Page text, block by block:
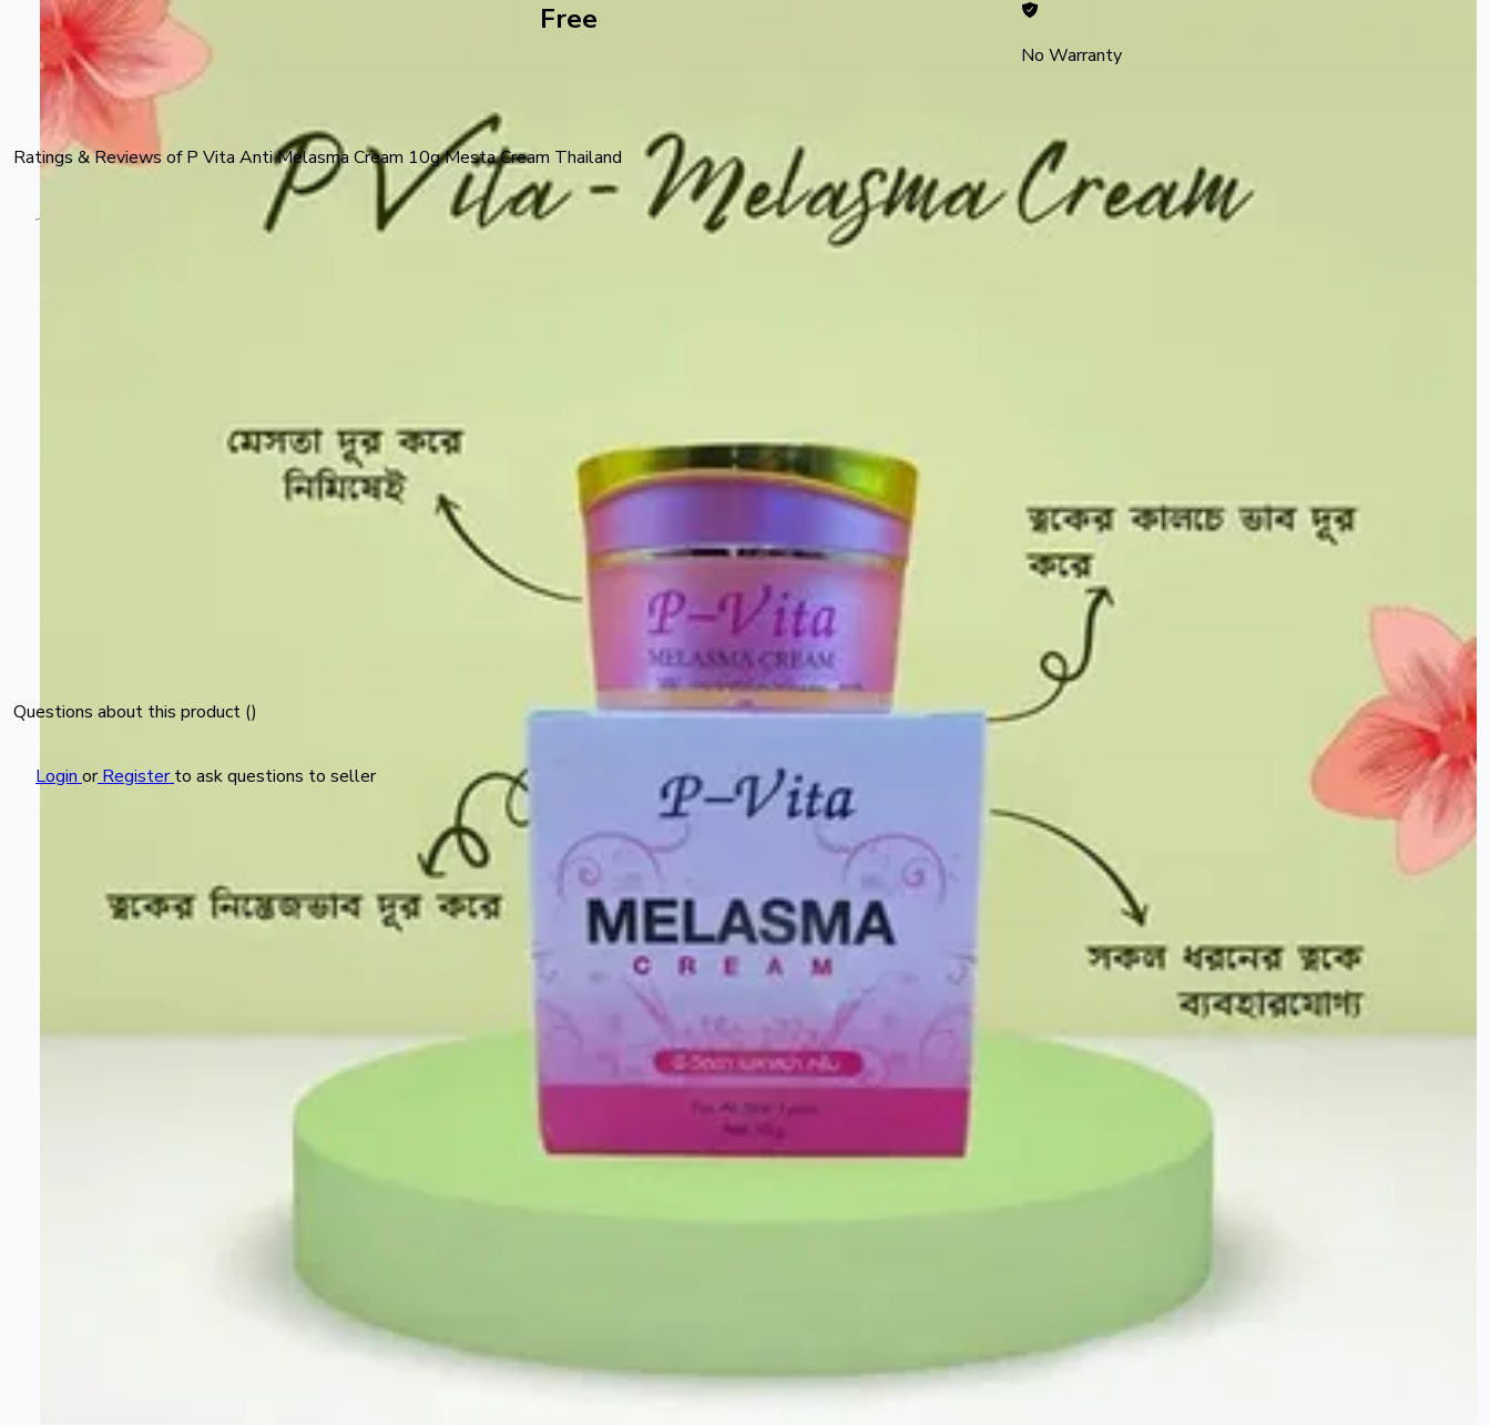
Free
No Warranty
Ratings & Reviews ofP Vita Anti Melasma Cream 10g Mesta Cream Thailand
Questions about this product ()
Login or Register to ask questions to seller